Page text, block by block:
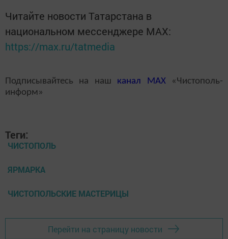
Читайте новости Татарстана в
национальном мессенджере MАХ:
https://max.ru/tatmedia
Подписывайтесь на наш канал MAX«Чистополь-
информ»
Теги:
ЧИСТОПОЛЬ
ЯРМАРКА
ЧИСТОПОЛЬСКИЕ МАСТЕРИЦЫ
Перейти на страницу новости